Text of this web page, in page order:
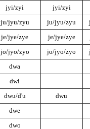
jyi/zyi
jyi/zyi
ju/jyu/zyu ju/jyu/zyu
je/jye/zye je/jye/zye
jo/jyo/zyo jo/jyo/zyo
dwa
dwi
dwu/d'u
dwu
dwe
dwo